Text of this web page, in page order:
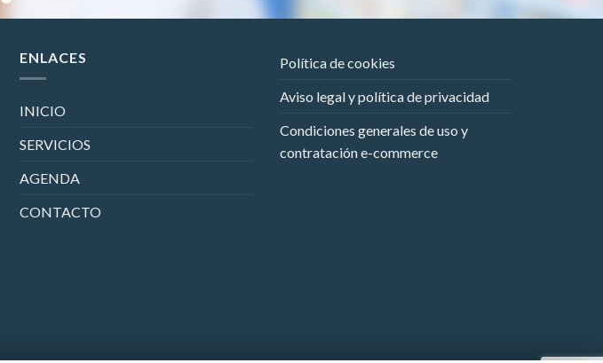
ENLACES
INICIO
SERVICIOS
AGENDA
CONTACTO
Política de cookies
Aviso legal y política de privacidad
Condiciones generales de uso y
contratación e-commerce